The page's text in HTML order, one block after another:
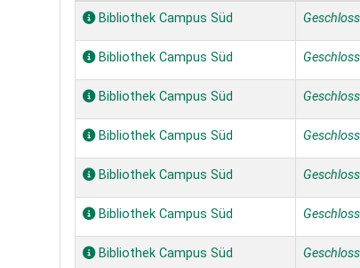
Exemplare
Bibliothek Campus Süd
Bibliothek Campus Süd
Bibliothek Campus Süd
Bibliothek Campus Süd
Bibliothek Campus Süd
Bibliothek Campus Süd
Bibliothek Campus Süd